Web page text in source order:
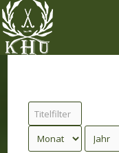
Titelfilter